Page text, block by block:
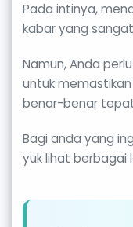
Pada intinya,
kabar yang
Namun, Anda
untuk
benar-benar
Bagi anda yang
yuk lihat berbagai